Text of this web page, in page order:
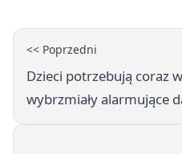
<< Poprzedni
Dzieci potrzebują coraz
wybrzmiały alarmujące